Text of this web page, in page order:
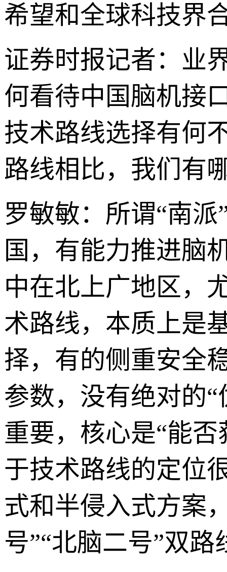
希望和全球科技界
证券时报记者：业
何看待中国脑机接
技术路线选择有何
路线相比，我们有
罗敏敏：所谓“南
国，有能力推进脑
中在北上广地区，
术路线，本质上是
择，有的侧重安全
参数，没有绝对的
重要，核心是“能
于技术路线的定位
式和半侵入式方案
号”“北脑二号”双